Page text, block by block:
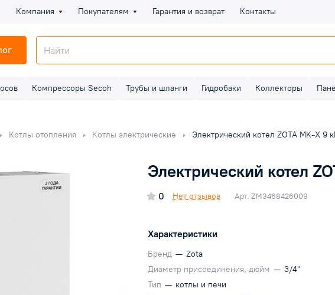
Компания Покупателям Гарантия и возврат Контакты
Компрессоры Secoh Трубы и шланги Гидробаки Коллекторы
Котлы отопления Котлы электрические Электрический котел ZOTA MK-X 9
Электрический котел
0 Нет отзывов Арт. ZM3468426009
Характеристики
Бренд — Zota
Диаметр присоединения, дюйм — 3/4"
Тип — котлы и печи